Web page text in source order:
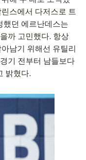
스에서 다저스로 트
했던 에르난데스는
까 고민했다. 항상
남기 위해선 유틸리
기 전부터 남들보다
밝혔다.